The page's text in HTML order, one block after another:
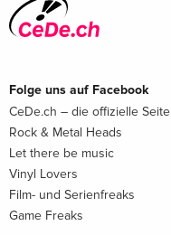
Folge uns auf Facebook
CeDe.ch – die offizielle Seite
Rock & Metal Heads
Let there be music
Vinyl Lovers
Film- und Serienfreaks
Game Freaks